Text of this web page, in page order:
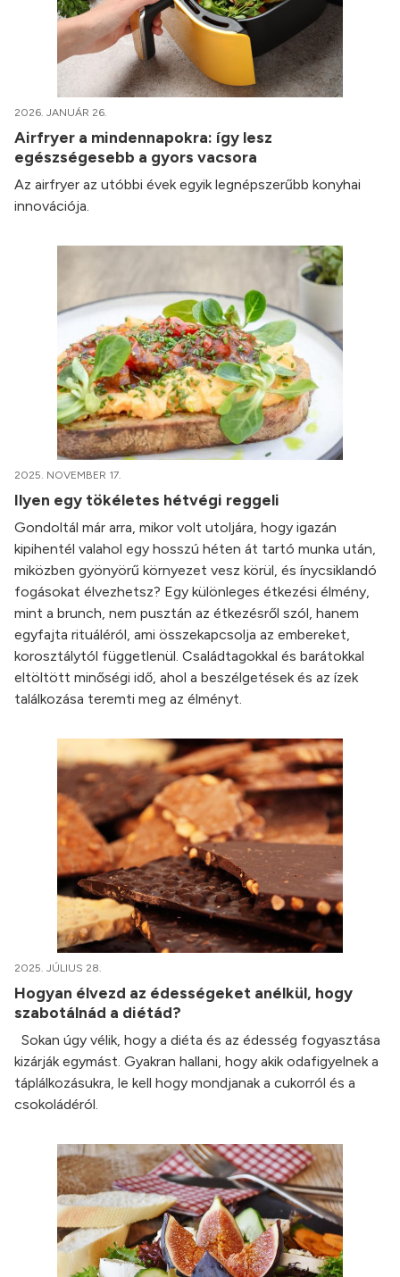
2026. JANUÁR 26.
Airfryer a mindennapokra: így lesz
egészségesebb a gyors vacsora
Az airfryer az utóbbi évek egyik legnépszerűbb konyhai
innovációja.
2025. NOVEMBER 17.
Ilyen egy tökéletes hétvégi reggeli
Gondoltál már arra, mikor volt utoljára, hogy igazán
kipihentél valahol egy hosszú héten át tartó munka után,
miközben gyönyörű környezet vesz körül, és ínycsiklandó
fogásokat élvezhetsz? Egy különleges étkezési élmény,
mint a brunch, nem pusztán az étkezésről szól, hanem
egyfajta rituáléról, ami összekapcsolja az embereket,
korosztálytól függetlenül. Családtagokkal és barátokkal
eltöltött minőségi idő, ahol a beszélgetések és az ízek
találkozása teremti meg az élményt.
2025. JÚLIUS 28.
Hogyan élvezd az édességeket anélkül, hogy
szabotálnád a diétád?
Sokan úgy vélik, hogy a diéta és az édesség fogyasztása
kizárják egymást. Gyakran hallani, hogy akik odafigyelnek a
táplálkozásukra, le kell hogy mondjanak a cukorról és a
csokoládéról.